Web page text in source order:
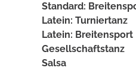
Standard:
Latein: Turniertanz
Latein: Breitensport
Gesellschaftstanz
Salsa